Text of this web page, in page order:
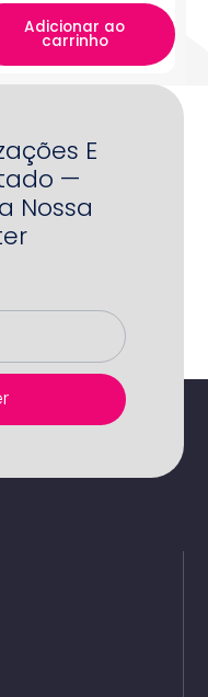
Adicionar ao
carrinho
E
—
Nossa